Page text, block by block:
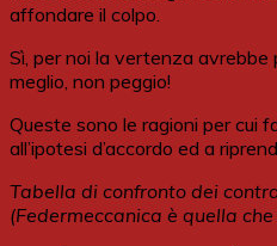
affondare il colpo.
Sì, per noi la vertenza
meglio, non peggio!
Queste sono le ragioni per cui
all’ipotesi d’accordo ed a
Tabella di confronto dei
(Federmeccanica è quella